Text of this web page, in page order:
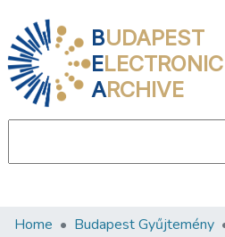
BUDAPEST
ELECTRONIC
ARCHIVE
Communities & Collections
Home Budapest Gyűjtemény